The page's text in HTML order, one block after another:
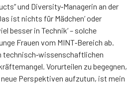
und Diversity‑Managerin an der
ist nichts für Mädchen‘ oder
besser in Technik‘ – solche
Frauen vom MINT‑Bereich ab.
technisch‑wissenschaftlichen
Vorurteilen zu begegnen,
neue Perspektiven aufzutun, ist mein